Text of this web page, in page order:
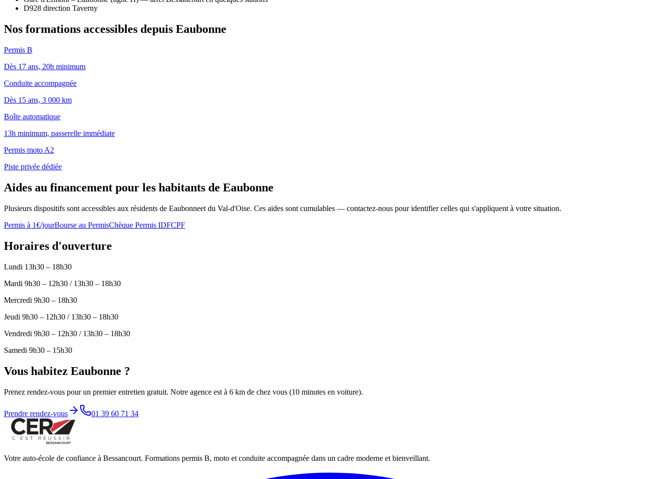
D928 direction Taverny
Nos formations accessibles depuis Eaubonne
Permis B
Dès 17 ans, 20h minimum
Conduite accompagnée
Dès 15 ans, 3 000 km
Boîte automatique
13h minimum, passerelle immédiate
Permis moto A2
Piste privée dédiée
Aides au financement pour les habitants de Eaubonne
Plusieurs dispositifs sont accessibles aux résidents de Eaubonneet du Val-d'Oise. Ces aides sont cumulables — contactez-nous pour identifier celles qui s'appliquent à votre situation.
Permis à 1€/jourBourse au PermisChèque Permis IDFCPF
Horaires d'ouverture
Lundi 13h30 – 18h30
Mardi 9h30 – 12h30 / 13h30 – 18h30
Mercredi 9h30 – 18h30
Jeudi 9h30 – 12h30 / 13h30 – 18h30
Vendredi 9h30 – 12h30 / 13h30 – 18h30
Samedi 9h30 – 15h30
Vous habitez Eaubonne ?
Prenez rendez-vous pour un premier entretien gratuit. Notre agence est à 6 km de chez vous (10 minutes en voiture).
Prendre rendez-vous 01 39 60 71 34
Votre auto-école de confiance à Bessancourt. Formations permis B, moto et conduite accompagnée dans un cadre moderne et bienveillant.